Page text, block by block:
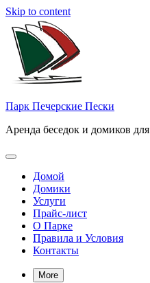
Skip to content
Парк Печерские Пески
Аренда беседок и домиков
Домой
Домики
Услуги
Прайс-лист
О Парке
Правила и Условия
Контакты
More